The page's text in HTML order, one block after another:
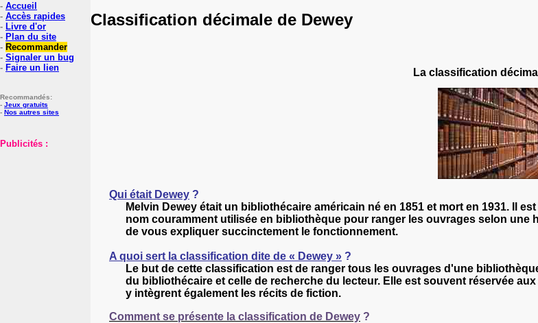
- Accueil
- Accès rapides
- Livre d'or
- Plan du site
- Recommander
- Signaler un bug
- Faire un lien
Recommandés:
- Jeux gratuits
- Nos autres sites
Publicités :
Classification décimale de Dewey
La classification
Qui était Dewey ?
Melvin Dewey était un bibliothécaire américain né en 1851 et mort en 1931. Il
nom couramment utilisée en bibliothèque pour ranger les ouvrages selon une
de vous expliquer succinctement le fonctionnement.
A quoi sert la classification dite de « Dewey » ?
Le but de cette classification est de ranger tous les ouvrages d'une
du bibliothécaire et celle de recherche du lecteur. Elle est souvent réservée
y intègrent également les récits de fiction.
Comment se présente la classification de Dewey ?